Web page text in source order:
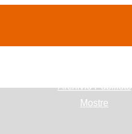
Archivio Publifoto
Mostre